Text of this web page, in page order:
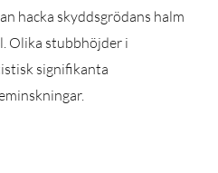
hacka skyddsgrödans halm
Olika stubbhöjder i
signifikanta